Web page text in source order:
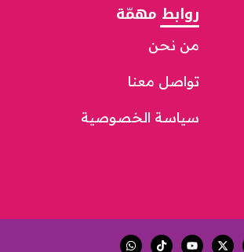
روابط مهمّة
من نحن
تواصل معنا
سياسة الخصوصية